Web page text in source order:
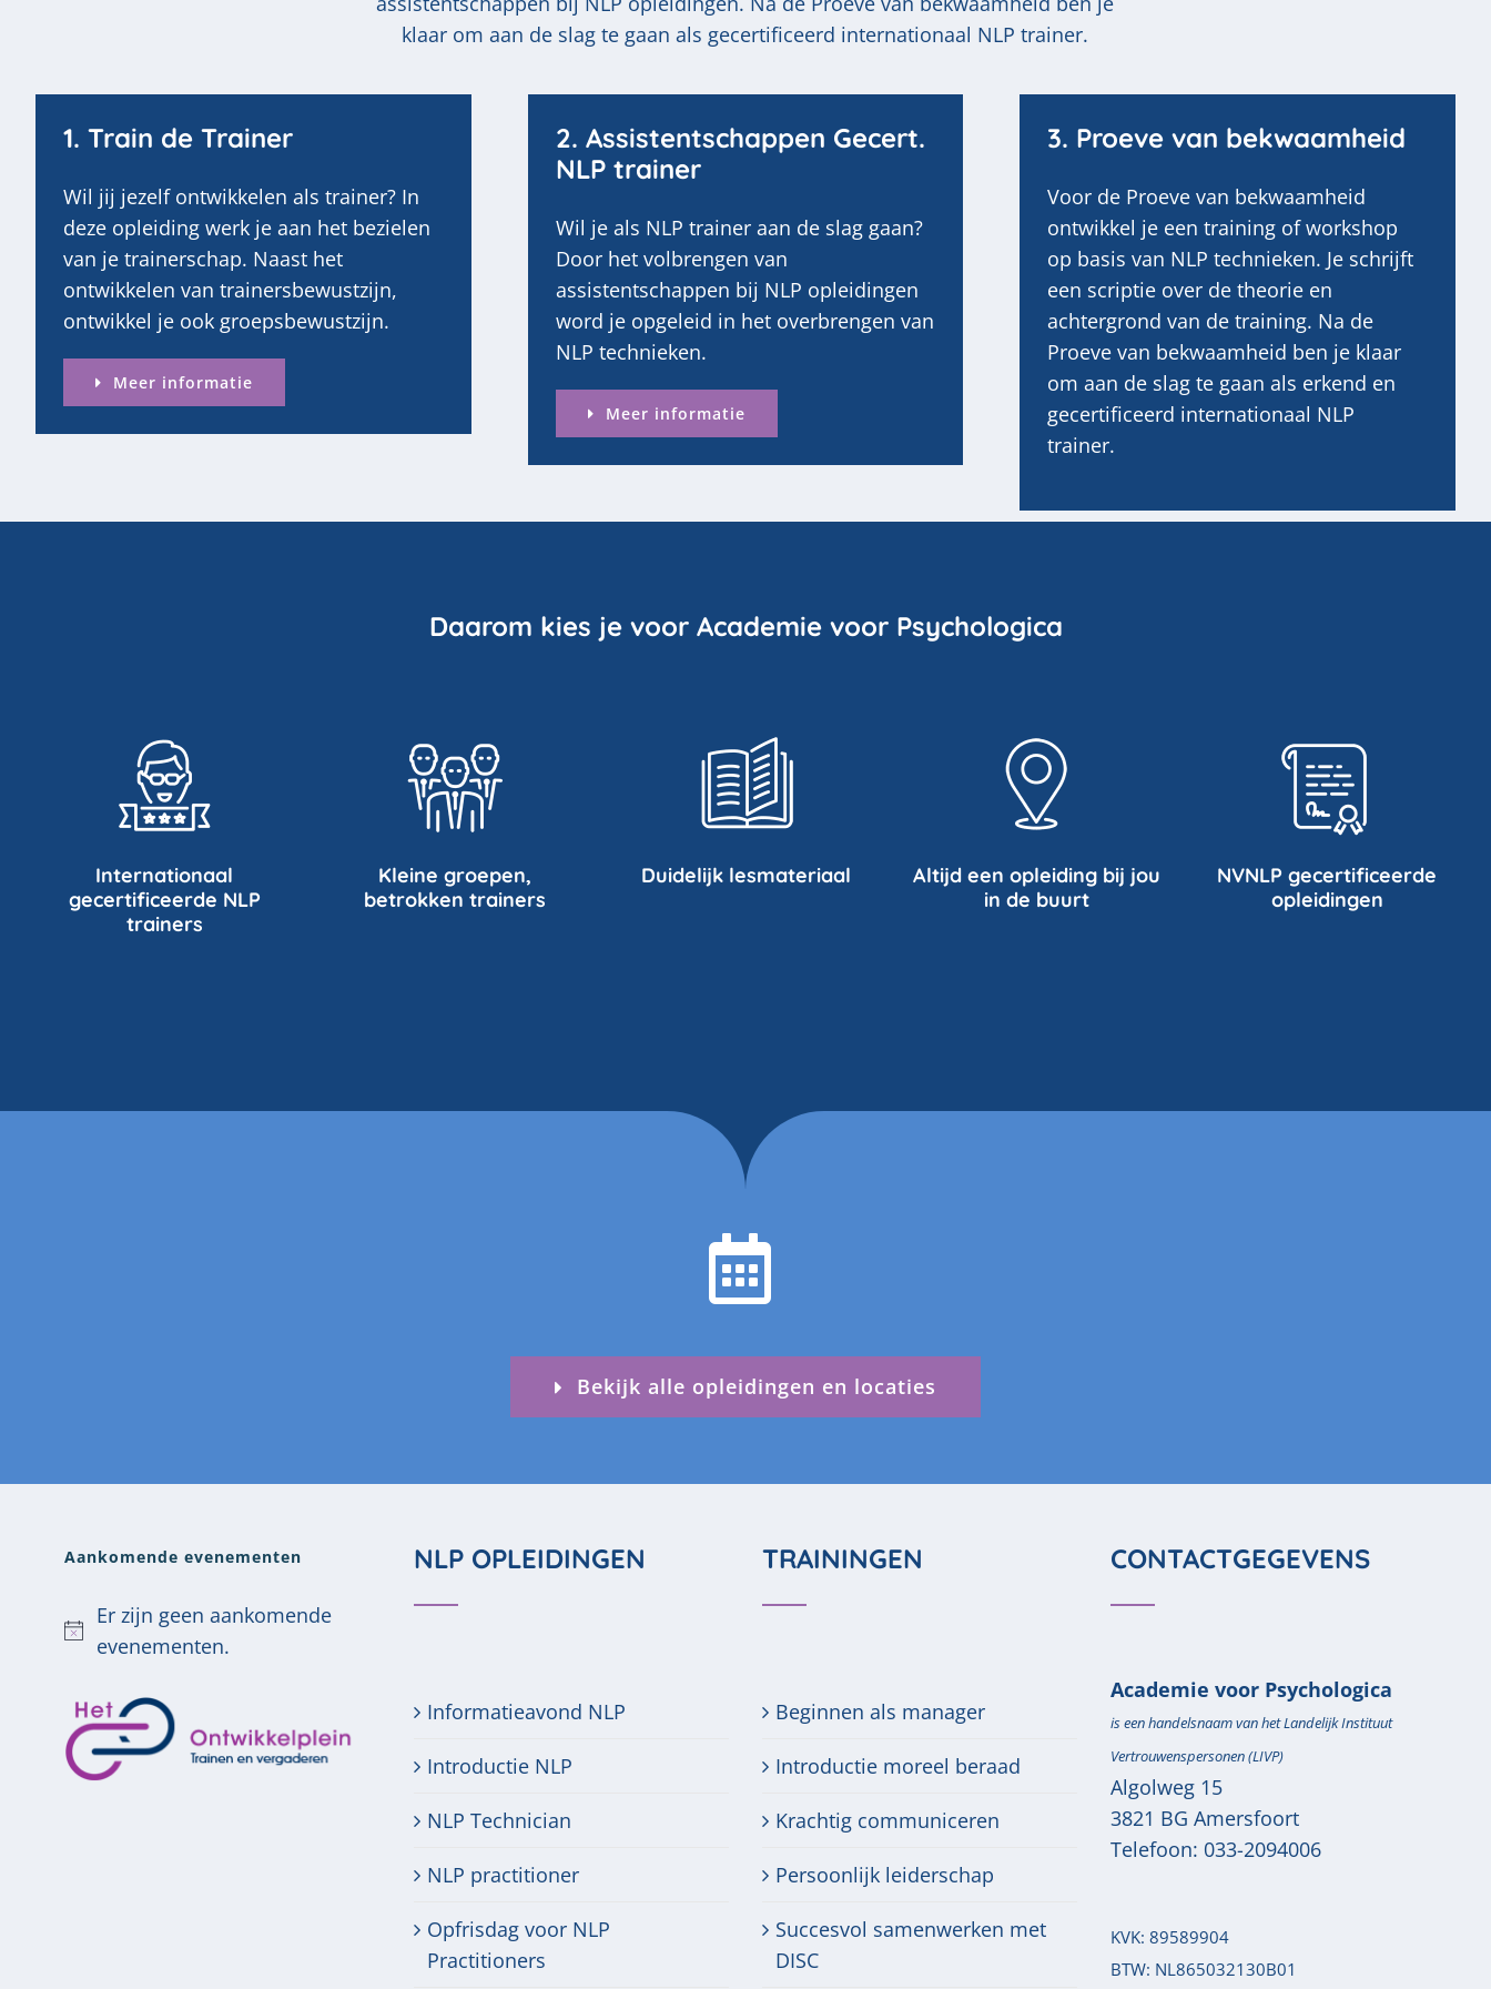
klaar om aan de slag te gaan als gecertificeerd internationaal NLP trainer.
1. Train de Trainer
Wil jij jezelf ontwikkelen als trainer? In
deze opleiding werk je aan het bezielen
van je trainerschap. Naast het
ontwikkelen van trainersbewustzijn,
ontwikkel je ook groepsbewustzijn.
Meer informatie
2. Assistentschappen Gecert.
NLP trainer
Wil je als NLP trainer aan de slag gaan?
Door het volbrengen van
assistentschappen bij NLP opleidingen
word je opgeleid in het overbrengen van
NLP technieken.
Meer informatie
3. Proeve van bekwaamheid
Voor de Proeve van bekwaamheid
ontwikkel je een training of workshop
op basis van NLP technieken. Je schrijft
een scriptie over de theorie en
achtergrond van de training. Na de
Proeve van bekwaamheid ben je klaar
om aan de slag te gaan als erkend en
gecertificeerd internationaal NLP
trainer.
Daarom kies je voor Academie voor Psychologica
Internationaal
gecertificeerde NLP
trainers
Kleine groepen,
betrokken trainers
Duidelijk lesmateriaal
Altijd een opleiding bij jou
in de buurt
NVNLP gecertificeerde
opleidingen
Bekijk alle opleidingen en locaties
Aankomende evenementen
Bericht
Er zijn geen aankomende
evenementen.
NLP OPLEIDINGEN
Informatieavond NLP
Introductie NLP
NLP Technician
NLP practitioner
Opfrisdag voor NLP
Practitioners
TRAININGEN
Beginnen als manager
Introductie moreel beraad
Krachtig communiceren
Persoonlijk leiderschap
Succesvol samenwerken met
DISC
CONTACTGEGEVENS
Academie voor Psychologica
is een handelsnaam van het Landelijk Instituut
Vertrouwenspersonen (LIVP)
Algolweg 15
3821 BG Amersfoort
Telefoon: 033-2094006
KVK: 89589904
BTW: NL865032130B01